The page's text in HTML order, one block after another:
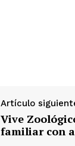
Artículo
Vive
familiar con